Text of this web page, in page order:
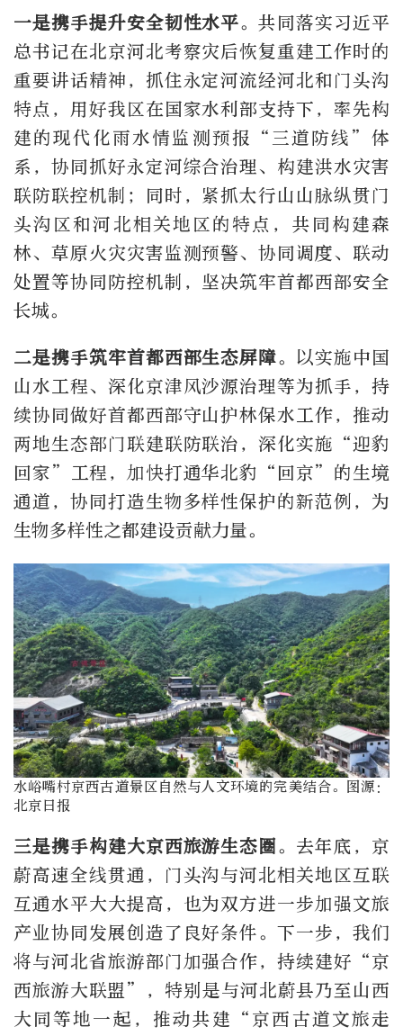
一是携手提升安全韧性水平。共同落实习近平
总书记在北京河北考察灾后恢复重建工作时的
重要讲话精神，抓住永定河流经河北和门头沟
特点，用好我区在国家水利部支持下，率先构
建的现代化雨水情监测预报“三道防线”体
系，协同抓好永定河综合治理、构建洪水灾害
联防联控机制；同时，紧抓太行山山脉纵贯门
头沟区和河北相关地区的特点，共同构建森
林、草原火灾灾害监测预警、协同调度、联动
处置等协同防控机制，坚决筑牢首都西部安全
长城。
二是携手筑牢首都西部生态屏障。以实施中国
山水工程、深化京津风沙源治理等为抓手，持
续协同做好首都西部守山护林保水工作，推动
两地生态部门联建联防联治，深化实施“迎豹
回家”工程，加快打通华北豹“回京”的生境
通道，协同打造生物多样性保护的新范例，为
生物多样性之都建设贡献力量。
水峪嘴村京西古道景区自然与人文环境的完美结合。图源：
北京日报
三是携手构建大京西旅游生态圈。去年底，京
蔚高速全线贯通，门头沟与河北相关地区互联
互通水平大大提高，也为双方进一步加强文旅
产业协同发展创造了良好条件。下一步，我们
将与河北省旅游部门加强合作，持续建好“京
西旅游大联盟”，特别是与河北蔚县乃至山西
大同等地一起，推动共建“京西古道文旅走